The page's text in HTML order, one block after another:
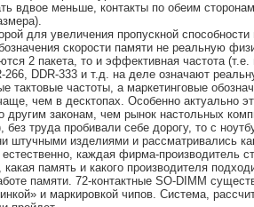
меньше, контакты по обеим
для увеличения пропускной
скорости памяти не реальную
2 пакета, то и эффективная частота
DDR-333 и т.д. на деле означают
частоты, а маркетинговые
чем в десктопах. Особенно актуально
законам, чем рынок настольных
труда пробивали себе дорогу, то с
изделиями и рассматривались
каждая фирма-производитель
память и какого производителя
памяти. 72-контактные SO-DIMM
и маркировкой чипов. Система,